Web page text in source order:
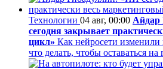
Технологии 04 авг, 00:00 Айдар
сегодня закрывает
цикл» Как нейросети изменили
что делать, чтобы оставаться